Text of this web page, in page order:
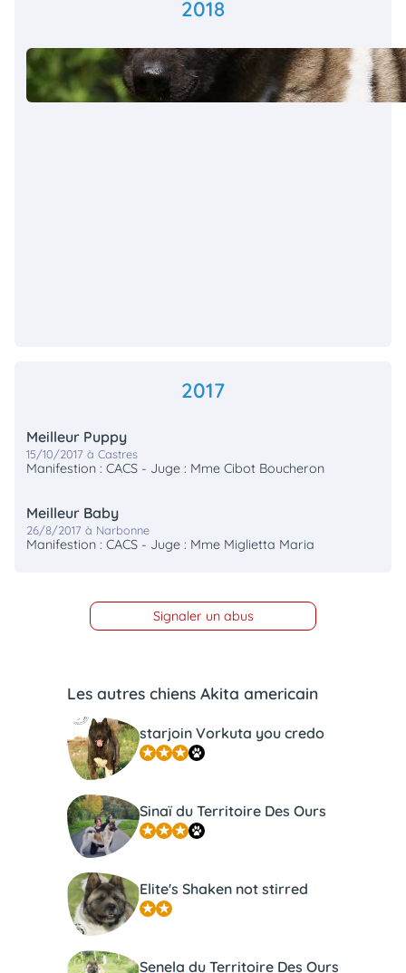
2018
2017
Meilleur Puppy
15/10/2017 à Castres
Manifestion : CACS - Juge : Mme Cibot Boucheron
Meilleur Baby
26/8/2017 à Narbonne
Manifestion : CACS - Juge : Mme Miglietta Maria
Signaler un abus
Les autres chiens Akita americain
starjoin Vorkuta you credo
Sinaï du Territoire Des Ours
Elite's Shaken not stirred
Senela du Territoire Des Ours